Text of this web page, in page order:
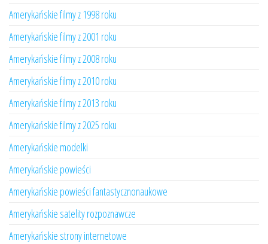
Amerykańskie filmy z 1998 roku
Amerykańskie filmy z 2001 roku
Amerykańskie filmy z 2008 roku
Amerykańskie filmy z 2010 roku
Amerykańskie filmy z 2013 roku
Amerykańskie filmy z 2025 roku
Amerykańskie modelki
Amerykańskie powieści
Amerykańskie powieści fantastycznonaukowe
Amerykańskie satelity rozpoznawcze
Amerykańskie strony internetowe